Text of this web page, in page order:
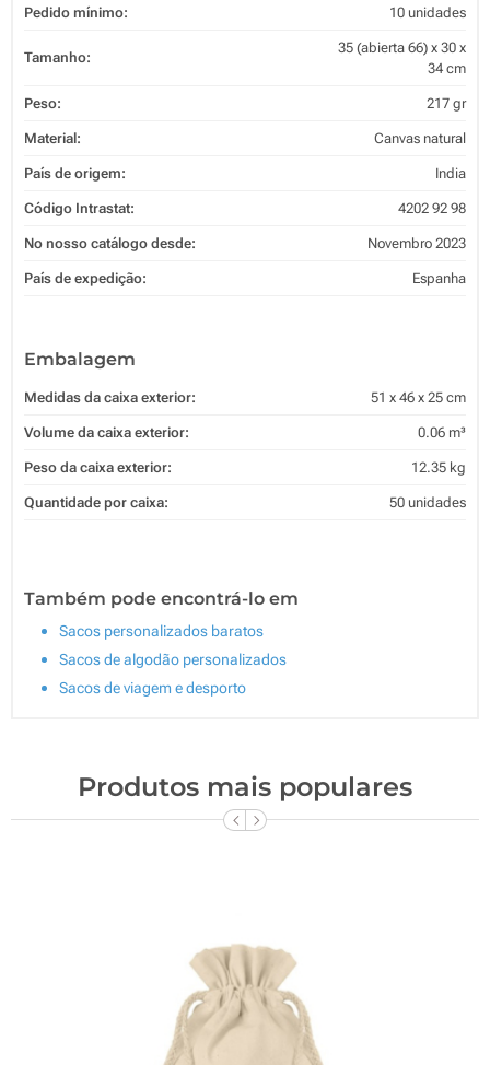
Pedido mínimo: 10 unidades
Tamanho:
35 (abierta 66) x 30 x
34 cm
Peso: 217 gr
Material: Canvas natural
País de origem: India
Código Intrastat: 4202 92 98
No nosso catálogo desde: Novembro 2023
País de expedição: Espanha
Embalagem
Medidas da caixa exterior: 51 x 46 x 25 cm
Volume da caixa exterior: 0.06 m³
Peso da caixa exterior: 12.35 kg
Quantidade por caixa: 50 unidades
Também pode encontrá-lo em
Sacos personalizados baratos
Sacos de algodão personalizados
Sacos de viagem e desporto
Produtos mais populares